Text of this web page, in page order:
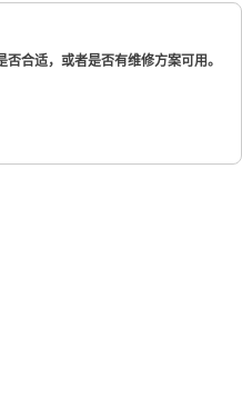
合适，或者是否有维修方案可用。